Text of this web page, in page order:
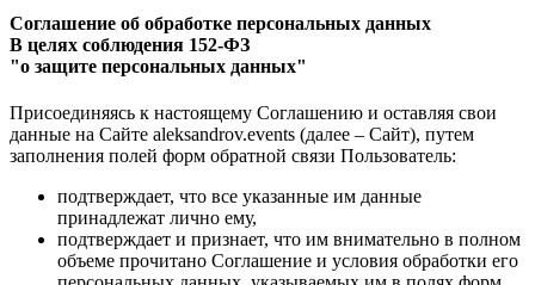
Соглашение об обработке персональных данных
В целях соблюдения 152-ФЗ
"о защите персональных данных"
Присоединяясь к настоящему Соглашению и оставляя свои
данные на Сайте aleksandrov.events (далее – Сайт), путем
заполнения полей форм обратной связи Пользователь:
подтверждает, что все указанные им данные
принадлежат лично ему,
подтверждает и признает, что им внимательно в полном
объеме прочитано Соглашение и условия обработки его